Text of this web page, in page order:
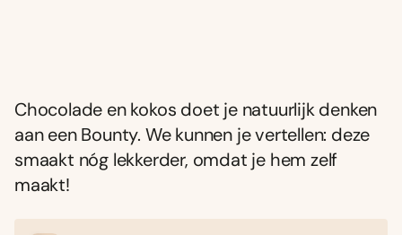
Chocolade en kokos doet je natuurlijk denken
aan een Bounty. We kunnen je vertellen: deze
smaakt nóg lekkerder, omdat je hem zelf
maakt!